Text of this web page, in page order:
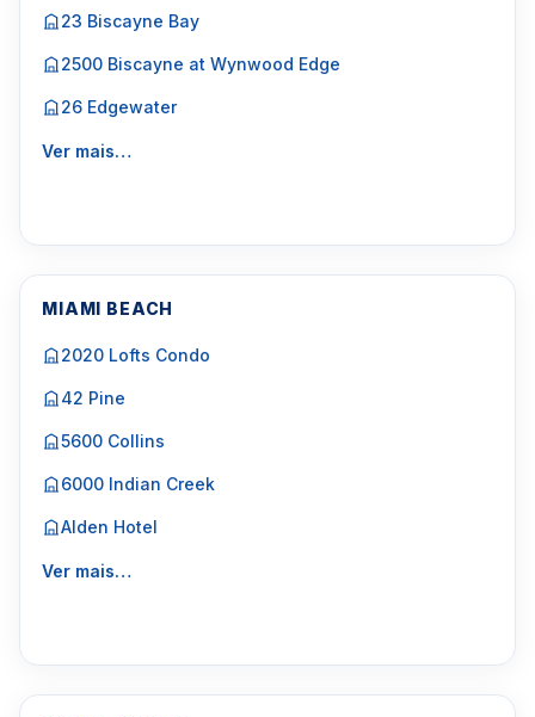
23 Biscayne Bay
2500 Biscayne at Wynwood Edge
26 Edgewater
Ver mais…
MIAMI BEACH
2020 Lofts Condo
42 Pine
5600 Collins
6000 Indian Creek
Alden Hotel
Ver mais…